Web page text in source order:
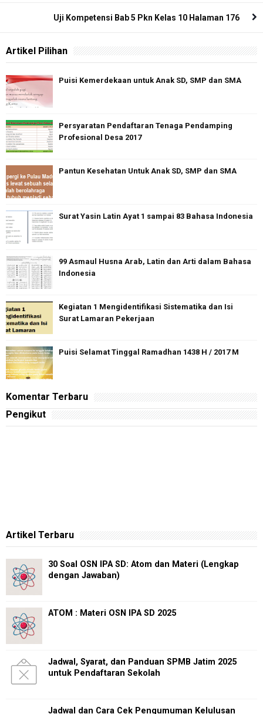
Uji Kompetensi Bab 5 Pkn Kelas 10 Halaman 176
Artikel Pilihan
Puisi Kemerdekaan untuk Anak SD, SMP dan SMA
Persyaratan Pendaftaran Tenaga Pendamping
Profesional Desa 2017
Pantun Kesehatan Untuk Anak SD, SMP dan SMA
Surat Yasin Latin Ayat 1 sampai 83 Bahasa Indonesia
99 Asmaul Husna Arab, Latin dan Arti dalam Bahasa
Indonesia
Kegiatan 1 Mengidentifikasi Sistematika dan Isi
Surat Lamaran Pekerjaan
Puisi Selamat Tinggal Ramadhan 1438 H / 2017 M
Komentar Terbaru
Pengikut
Artikel Terbaru
30 Soal OSN IPA SD: Atom dan Materi (Lengkap
dengan Jawaban)
ATOM : Materi OSN IPA SD 2025
Jadwal, Syarat, dan Panduan SPMB Jatim 2025
untuk Pendaftaran Sekolah
Jadwal dan Cara Cek Pengumuman Kelulusan